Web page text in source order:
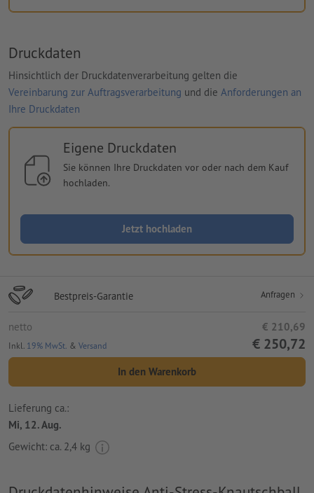
Druckdaten
Hinsichtlich der Druckdatenverarbeitung gelten die
Vereinbarung zur Auftragsverarbeitung und die Anforderungen an
Ihre Druckdaten
Eigene Druckdaten
Sie können Ihre Druckdaten vor oder nach dem Kauf
hochladen.
Jetzt hochladen
Bestpreis-Garantie Anfragen
netto € 210,69
Inkl. 19% MwSt. & Versand € 250,72
In den Warenkorb
Lieferung ca.:
Mi, 12. Aug.
Gewicht: ca. 2,4 kg